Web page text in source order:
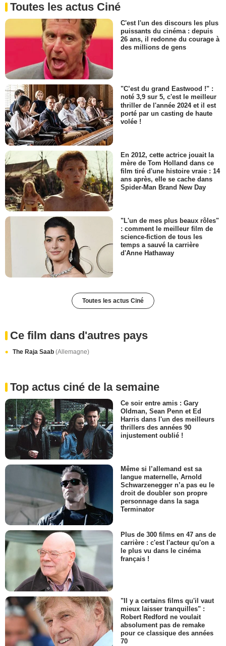
Toutes les actus Ciné
C'est l'un des discours les plus
puissants du cinéma : depuis
26 ans, il redonne du courage à
des millions de gens
"C’est du grand Eastwood !" :
noté 3,9 sur 5, c'est le meilleur
thriller de l'année 2024 et il est
porté par un casting de haute
volée !
En 2012, cette actrice jouait la
mère de Tom Holland dans ce
film tiré d'une histoire vraie : 14
ans après, elle se cache dans
Spider-Man Brand New Day
"L'un de mes plus beaux rôles"
: comment le meilleur film de
science-fiction de tous les
temps a sauvé la carrière
d'Anne Hathaway
Toutes les actus Ciné
Ce film dans d'autres pays
The Raja Saab (Allemagne)
Top actus ciné de la semaine
Ce soir entre amis : Gary
Oldman, Sean Penn et Ed
Harris dans l'un des meilleurs
thrillers des années 90
injustement oublié !
Même si l’allemand est sa
langue maternelle, Arnold
Schwarzenegger n’a pas eu le
droit de doubler son propre
personnage dans la saga
Terminator
Plus de 300 films en 47 ans de
carrière : c'est l'acteur qu'on a
le plus vu dans le cinéma
français !
"Il y a certains films qu'il vaut
mieux laisser tranquilles" :
Robert Redford ne voulait
absolument pas de remake
pour ce classique des années
70